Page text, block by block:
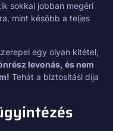
sokkal jobban megéri
mint később a teljes
egy olyan kitétel,
levonás, és nem
Tehát a biztosítási díja